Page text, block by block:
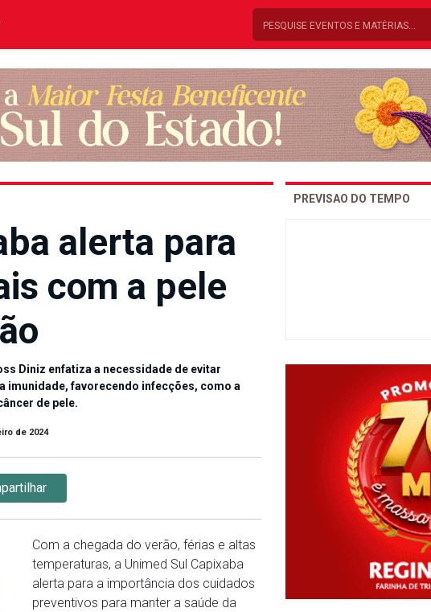
alerta para
com a pele
Diniz enfatiza a necessidade de evitar
imunidade, favorecendo infecções, como a
de pele.
de 2024
Com a chegada do verão, férias e altas
temperaturas, a Unimed Sul Capixaba
alerta para a importância dos cuidados
preventivos para manter a saúde da
PREVISAO DO TEMPO